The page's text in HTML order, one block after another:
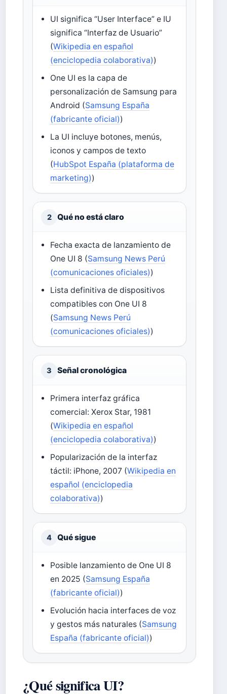
UI significa “User Interface” e IU
significa “Interfaz de Usuario”
(Wikipedia en español
(enciclopedia colaborativa))
One UI es la capa de
personalización de Samsung para
Android (Samsung España
(fabricante oficial))
La UI incluye botones, menús,
iconos y campos de texto
(HubSpot España (plataforma de
marketing))
2 Qué no está claro
Fecha exacta de lanzamiento de
One UI 8 (Samsung News Perú
(comunicaciones oficiales))
Lista definitiva de dispositivos
compatibles con One UI 8
(Samsung News Perú
(comunicaciones oficiales))
3 Señal cronológica
Primera interfaz gráfica
comercial: Xerox Star, 1981
(Wikipedia en español
(enciclopedia colaborativa))
Popularización de la interfaz
táctil: iPhone, 2007 (Wikipedia en
español (enciclopedia
colaborativa))
4 Qué sigue
Posible lanzamiento de One UI 8
en 2025 (Samsung España
(fabricante oficial))
Evolución hacia interfaces de voz
y gestos más naturales (Samsung
España (fabricante oficial))
¿Qué significa UI?